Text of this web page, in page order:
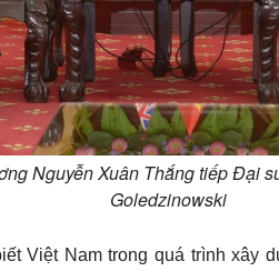
Nguyễn Xuân Thắng tiếp Đại
Goledzinowski
Việt Nam trong quá trình